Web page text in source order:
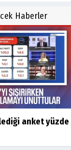
Haberler
anket yüzde